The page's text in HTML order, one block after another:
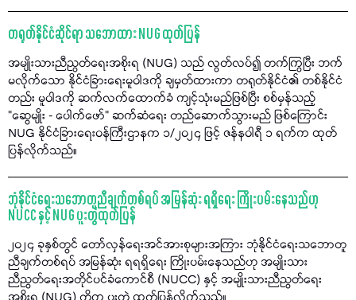
တရုတ်နိုင်ငံဆိုင်ရာ သဘောထား NUG ထုတ်ပြန်
အမျိုးသားညီညွတ်ရေးအစိုးရ (NUG) သည် လွတ်လပ်၍ တက်ကြွပြီး ဘက်
မလိုက်သော နိုင်ငံခြားရေးမူဝါဒကို ချမှတ်ထားကာ တရုတ်နိုင်ငံ၏ တစ်နိုင်ငံ
တည်း မူဝါဒကို ဆက်လက်ထောက်ခံ ကျင့်သုံးမည်ဖြစ်ပြီး စစ်မှန်သည့်
"ဆွေမျိုး - ပေါက်ဖော်" ဆက်ဆံရေး တည်ဆောက်သွားမည် ဖြစ်ကြောင်း
NUG နိုင်ငံခြားရေးဝန်ကြီးဌာနက ၁/၂၀၂၄ ဖြင့် ဇန်နဝါရီ ၁ ရက်က ထုတ်
ပြန်လိုက်သည်။
ဘုံနိုင်ငံရေးသဘောတူညီချက်တစ်ရပ် အမြန်ဆုံး ရရှိရေး ကြိုးပမ်းနေသည်ဟု
NUCC နှင့် NUG ပူးတွဲထုတ်ပြန်
၂၀၂၄ ခုနှစ်တွင် တော်လှန်ရေးအင်အားစုများအကြား ဘုံနိုင်ငံရေးသဘောတူ
ညီချက်တစ်ရပ် အမြန်ဆုံး ရရရှိရေး ကြိုးပမ်းနေသည်ဟု အမျိုးသား
ညီညွတ်ရေးအတိုင်ပင်ခံကောင်စီ (NUCC) နှင့် အမျိုးသားညီညွတ်ရေး